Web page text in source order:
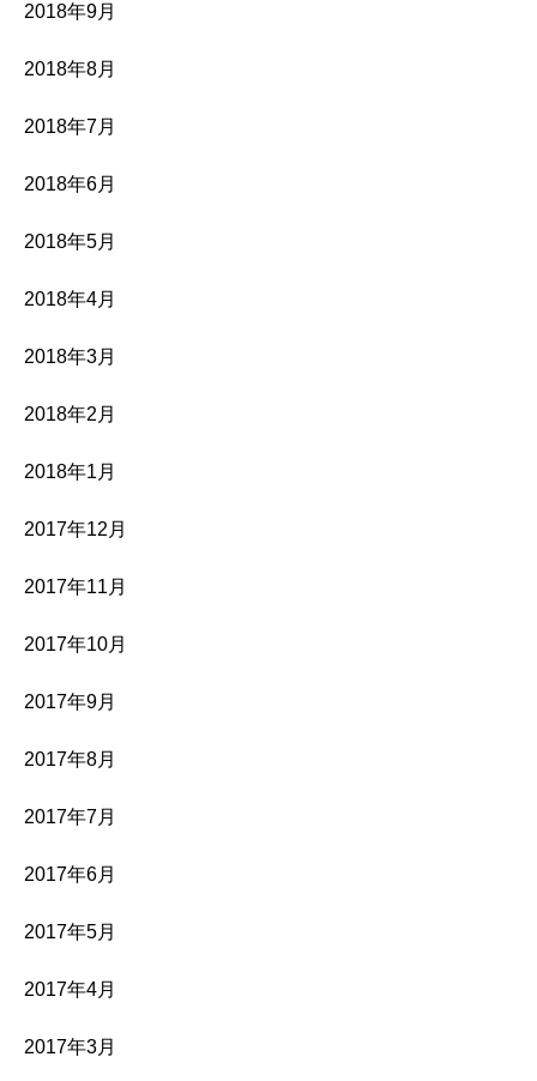
2018年9月
2018年8月
2018年7月
2018年6月
2018年5月
2018年4月
2018年3月
2018年2月
2018年1月
2017年12月
2017年11月
2017年10月
2017年9月
2017年8月
2017年7月
2017年6月
2017年5月
2017年4月
2017年3月